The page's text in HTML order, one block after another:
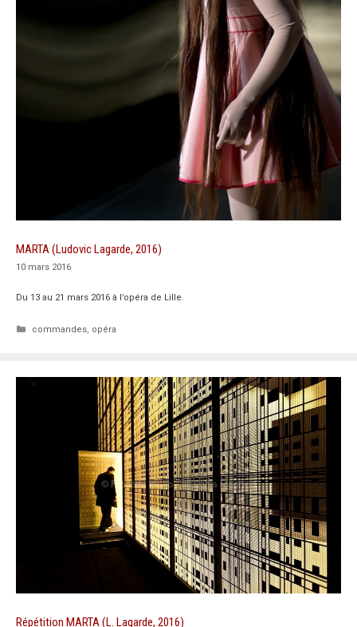
MARTA (Ludovic Lagarde, 2016)
10 mars 2016
Du 13 au 21 mars 2016 à l’opéra de Lille.
Catégories
commandes, opéra
Répétition MARTA (L. Lagarde, 2016)